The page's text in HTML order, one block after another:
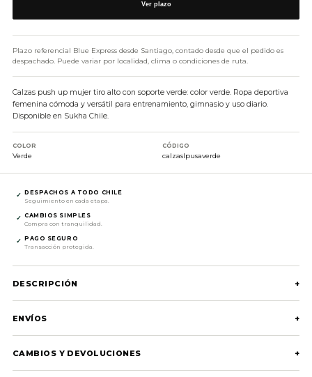
Ver plazo
Plazo referencial Blue Express desde Santiago, contado desde que el pedido es
despachado. Puede variar por localidad, clima o condiciones de ruta.
Calzas push up mujer tiro alto con soporte verde: color verde. Ropa deportiva
femenina cómoda y versátil para entrenamiento, gimnasio y uso diario.
Disponible en Sukha Chile.
COLOR
Verde
CÓDIGO
calzaslpusaverde
✓ DESPACHOS A TODO CHILE
Seguimiento en cada etapa.
✓ CAMBIOS SIMPLES
Compra con tranquilidad.
✓ PAGO SEGURO
Transacción protegida.
DESCRIPCIÓN +
ENVÍOS +
CAMBIOS Y DEVOLUCIONES +